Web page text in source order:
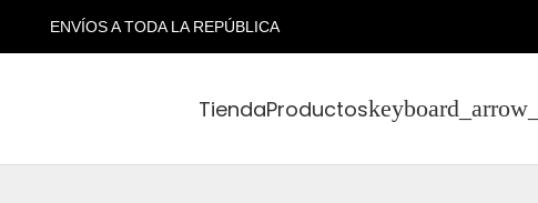
ENVÍOS A TODA LA REPÚBLICA
TiendaProductos